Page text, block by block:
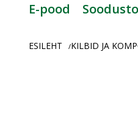
E-pood
ESILEHT /KILBID JA